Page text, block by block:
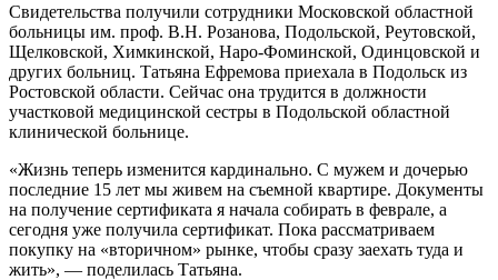
Свидетельства получили сотрудники Московской областной
больницы им. проф. В.Н. Розанова, Подольской, Реутовской,
Щелковской, Химкинской, Наро-Фоминской, Одинцовской и
других больниц. Татьяна Ефремова приехала в Подольск из
Ростовской области. Сейчас она трудится в должности
участковой медицинской сестры в Подольской областной
клинической больнице.
«Жизнь теперь изменится кардинально. С мужем и дочерью
последние 15 лет мы живем на съемной квартире. Документы
на получение сертификата я начала собирать в феврале, а
сегодня уже получила сертификат. Пока рассматриваем
покупку на «вторичном» рынке, чтобы сразу заехать туда и
жить», — поделилась Татьяна.